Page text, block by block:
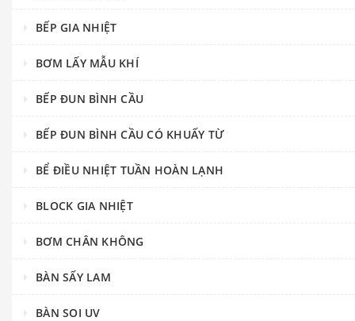
BẾP GIA NHIỆT
BƠM LẤY MẪU KHÍ
BẾP ĐUN BÌNH CẦU
BẾP ĐUN BÌNH CẦU CÓ KHUẤY TỪ
BỂ ĐIỀU NHIỆT TUẦN HOÀN LẠNH
BLOCK GIA NHIỆT
BƠM CHÂN KHÔNG
BÀN SẤY LAM
BÀN SOI UV